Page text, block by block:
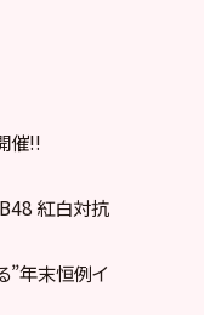
催!!
紅白対抗
”年末恒例イ